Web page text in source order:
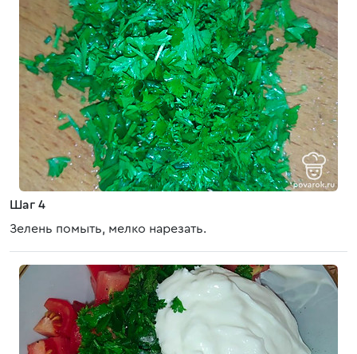
Шаг 4
Зелень помыть, мелко нарезать.